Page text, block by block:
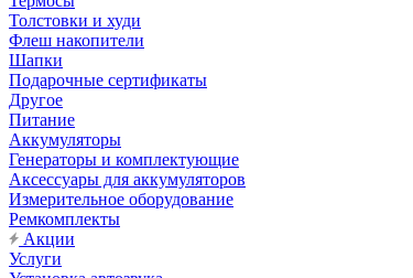
Толстовки и худи
Флеш накопители
Шапки
Подарочные сертификаты
Другое
Питание
Аккумуляторы
Генераторы и комплектующие
Аксессуары для аккумуляторов
Измерительное оборудование
Ремкомплекты
Акции
Услуги